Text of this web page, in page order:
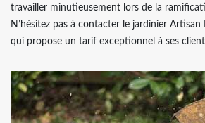
travailler minutieusement lors de la
N’hésitez pas à contacter le jardinier Artisan
qui propose un tarif exceptionnel à ses